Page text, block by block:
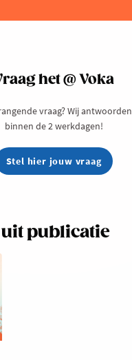
het @ Voka
vraag? Wij antwoorden
binnen de 2 werkdagen!
Stel hier jouw vraag
publicatie